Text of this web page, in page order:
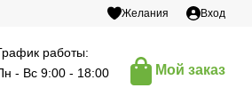
Желания Вход
работы:
- Вс 9:00 - 18:00
Мой заказ